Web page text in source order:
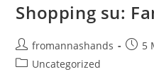
Shopping su:
Autore
dell'articolo:
fromannashands
5
Categoria
Uncategorized